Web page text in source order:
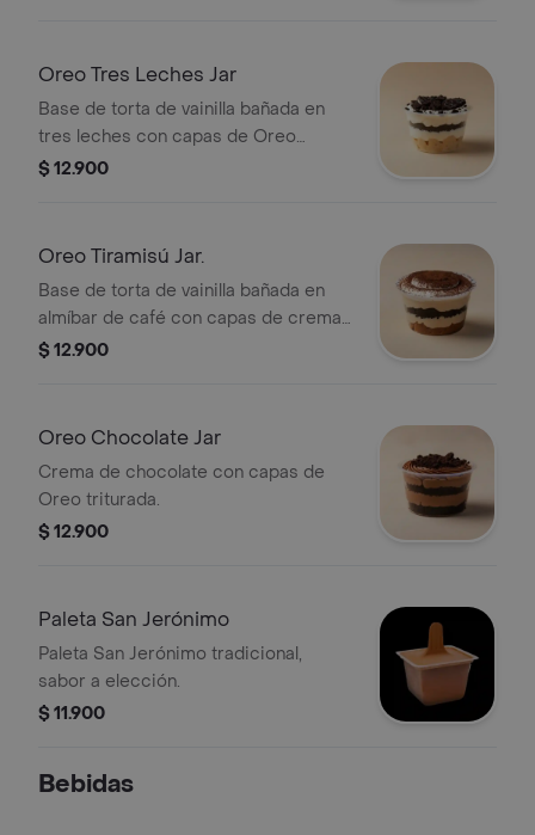
Oreo Tres Leches Jar
Base de torta de vainilla bañada en
tres leches con capas de Oreo
triturada.
$ 12.900
Oreo Tiramisú Jar.
Base de torta de vainilla bañada en
almíbar de café con capas de crema
y Oreo triturada.
$ 12.900
Oreo Chocolate Jar
Crema de chocolate con capas de
Oreo triturada.
$ 12.900
Paleta San Jerónimo
Paleta San Jerónimo tradicional,
sabor a elección.
$ 11.900
Bebidas